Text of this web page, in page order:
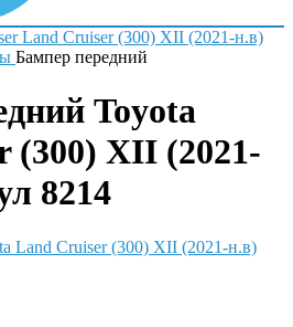
Land Cruiser (300) XII (2021-н.в)
Бампер передний
Toyota
(300) XII (2021-
8214